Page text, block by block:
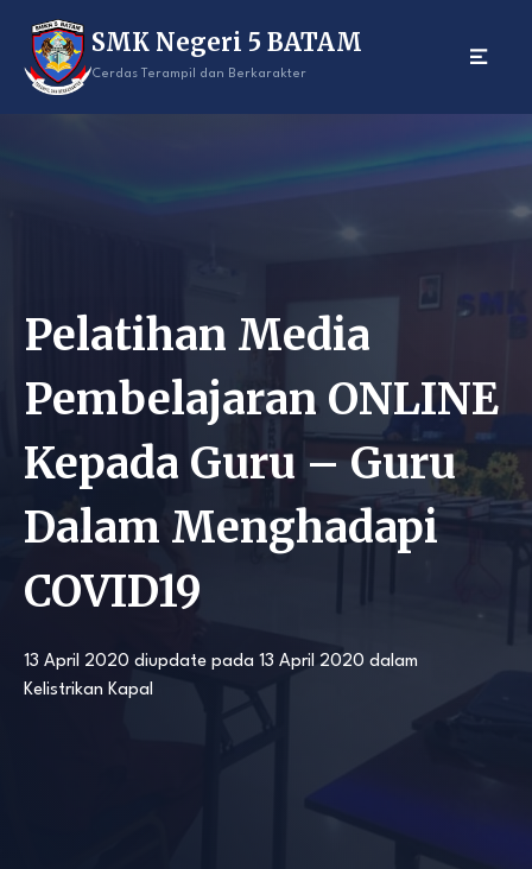
content
SMK Negeri 5 BATAM
Cerdas Terampil dan Berkarakter
Pelatihan Media
Pembelajaran ONLINE
Kepada Guru – Guru
Dalam Menghadapi
COVID19
13 April 2020 diupdate pada 13 April 2020 dalam
Kelistrikan Kapal